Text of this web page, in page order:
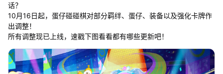
话？
10月16日起，蛋仔碰碰棋对部分羁绊、蛋仔、装备以及强化卡牌作
出调整！
所有调整现已上线，速戳下图看看都有哪些更新吧！